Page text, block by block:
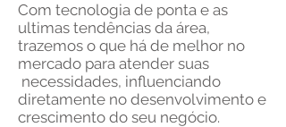
Com tecnologia de ponta e as
ultimas tendências da área,
trazemos o que há de melhor no
mercado para atender suas
necessidades, influenciando
diretamente no desenvolvimento e
crescimento do seu negócio.